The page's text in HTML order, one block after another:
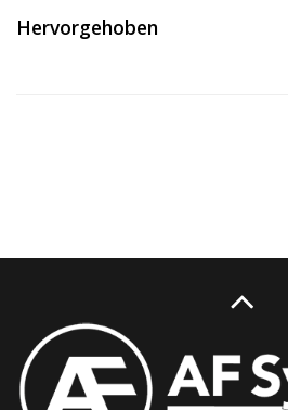
Hervorgehoben